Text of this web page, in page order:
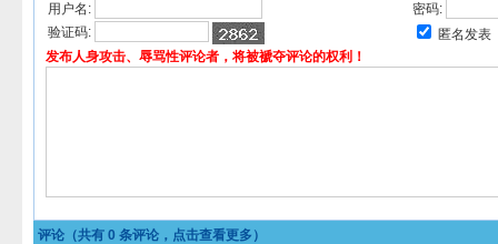
用户名:
密码:
验证码:
匿名发表
发布人身攻击、辱骂性评论者，将被褫夺评论的权利！
评论（共有 0 条评论，点击查看更多）